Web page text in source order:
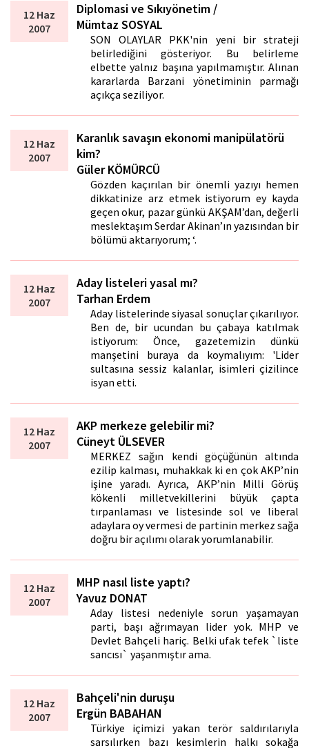
12 Haz
2007
Diplomasi ve Sıkıyönetim /
Mümtaz SOSYAL
SON OLAYLAR PKK'nin yeni bir strateji
belirlediğini gösteriyor. Bu belirleme
elbette yalnız başına yapılmamıştır. Alınan
kararlarda Barzani yönetiminin parmağı
açıkça seziliyor.
12 Haz
2007
Karanlık savaşın ekonomi manipülatörü
kim?
Güler KÖMÜRCÜ
Gözden kaçırılan bir önemli yazıyı hemen
dikkatinize arz etmek istiyorum ey kayda
geçen okur, pazar günkü AKŞAM’dan, değerli
meslektaşım Serdar Akinan’ın yazısından bir
bölümü aktarıyorum; ‘.
12 Haz
2007
Aday listeleri yasal mı?
Tarhan Erdem
Aday listelerinde siyasal sonuçlar çıkarılıyor.
Ben de, bir ucundan bu çabaya katılmak
istiyorum: Önce, gazetemizin dünkü
manşetini buraya da koymalıyım: 'Lider
sultasına sessiz kalanlar, isimleri çizilince
isyan etti.
12 Haz
2007
AKP merkeze gelebilir mi?
Cüneyt ÜLSEVER
MERKEZ sağın kendi göçüğünün altında
ezilip kalması, muhakkak ki en çok AKP’nin
işine yaradı. Ayrıca, AKP’nin Milli Görüş
kökenli milletvekillerini büyük çapta
tırpanlaması ve listesinde sol ve liberal
adaylara oy vermesi de partinin merkez sağa
doğru bir açılımı olarak yorumlanabilir.
12 Haz
2007
MHP nasıl liste yaptı?
Yavuz DONAT
Aday listesi nedeniyle sorun yaşamayan
parti, başı ağrımayan lider yok. MHP ve
Devlet Bahçeli hariç. Belki ufak tefek `liste
sancısı` yaşanmıştır ama.
12 Haz
2007
Bahçeli'nin duruşu
Ergün BABAHAN
Türkiye içimizi yakan terör saldırılarıyla
sarsılırken bazı kesimlerin halkı sokağa